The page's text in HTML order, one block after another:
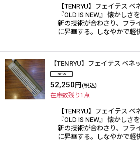
【TENRYU】フェイテス
『OLD IS NEW』 懐かしさ
新の技術が合わさり、フラ
に昇華する。しなやかで軽
【TENRYU】フェイテス ベ
52,250 円 (税込)
在庫数残り1点
【TENRYU】フェイテス
『OLD IS NEW』 懐かしさ
新の技術が合わさり、フラ
に昇華する。しなやかで軽